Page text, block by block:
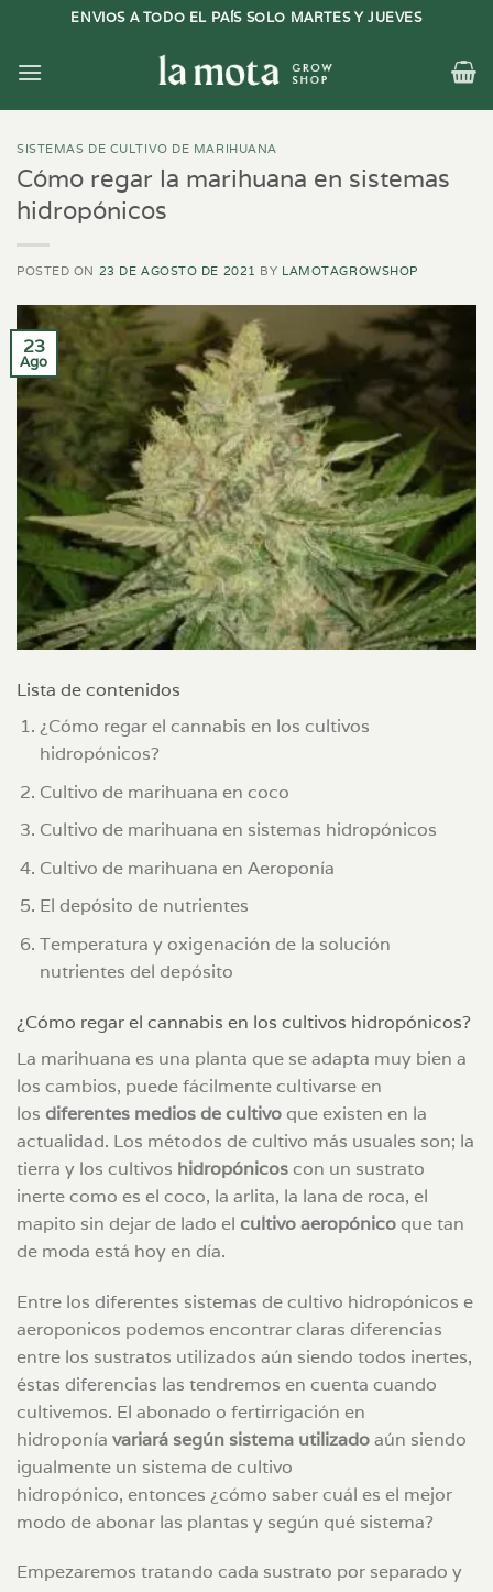
contenido
ENVIOS A TODO EL PAÍS SOLO MARTES Y JUEVES
SISTEMAS DE CULTIVO DE MARIHUANA
Cómo regar la marihuana en sistemas
hidropónicos
POSTED ON 23 DE AGOSTO DE 2021 BY LAMOTAGROWSHOP
23
Ago
Lista de contenidos
¿Cómo regar el cannabis en los cultivos
hidropónicos?
Cultivo de marihuana en coco
Cultivo de marihuana en sistemas hidropónicos
Cultivo de marihuana en Aeroponía
El depósito de nutrientes
Temperatura y oxigenación de la solución
nutrientes del depósito
¿Cómo regar el cannabis en los cultivos hidropónicos?
La marihuana es una planta que se adapta muy bien a
los cambios, puede fácilmente cultivarse en
los diferentes medios de cultivoque existen en la
actualidad. Los métodos de cultivo más usuales son; la
tierra y los cultivos hidropónicoscon un sustrato
inerte como es el coco, la arlita, la lana de roca, el
mapito sin dejar de lado el cultivo aeropónicoque tan
de moda está hoy en día.
Entre los diferentes sistemas de cultivo hidropónicos e
aeroponicos podemos encontrar claras diferencias
entre los sustratos utilizados aún siendo todos inertes,
éstas diferencias las tendremos en cuenta cuando
cultivemos. El abonado o fertirrigación en
hidroponía variará según sistema utilizadoaún siendo
igualmente un sistema de cultivo
hidropónico, entonces ¿cómo saber cuál es el mejor
modo de abonar las plantas y según qué sistema?
Empezaremos tratando cada sustrato por separado y